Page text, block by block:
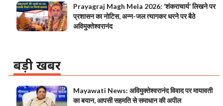
Prayagraj Magh Mela 2026: ‘शंकराचार्य’ लिखने पर
प्रशासन का नोटिस, अन्न-जल त्यागकर धरने पर बैठे
अविमुक्तेश्वरानंद
बड़ी खबर
Mayawati News: अविमुक्तेश्वरानंद विवाद पर मायावती
का बयान, आपसी सहमति से समाधान की अपील